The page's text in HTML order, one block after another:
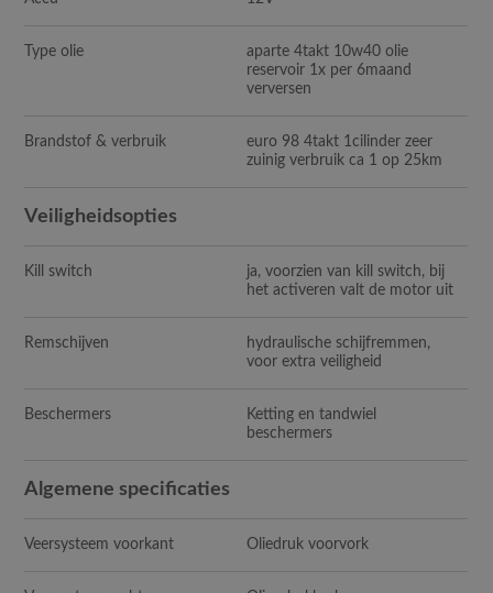
Type olie
aparte 4takt 10w40 olie
reservoir 1x per 6maand
verversen
Brandstof & verbruik
euro 98 4takt 1cilinder zeer
zuinig verbruik ca 1 op 25km
Veiligheidsopties
Kill switch
ja, voorzien van kill switch, bij
het activeren valt de motor uit
Remschijven
hydraulische schijfremmen,
voor extra veiligheid
Beschermers
Ketting en tandwiel
beschermers
Algemene specificaties
Veersysteem voorkant Oliedruk voorvork